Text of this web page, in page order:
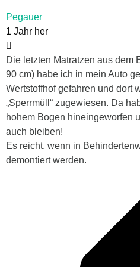
Pegauer
1 Jahr her
Die letzten Matratzen aus dem
90 cm) habe ich in mein Auto
Wertstoffhof gefahren und dort
„Sperrmüll“ zugewiesen. Da
hohem Bogen hineingeworfen
auch bleiben!
Es reicht, wenn in
demontiert werden.